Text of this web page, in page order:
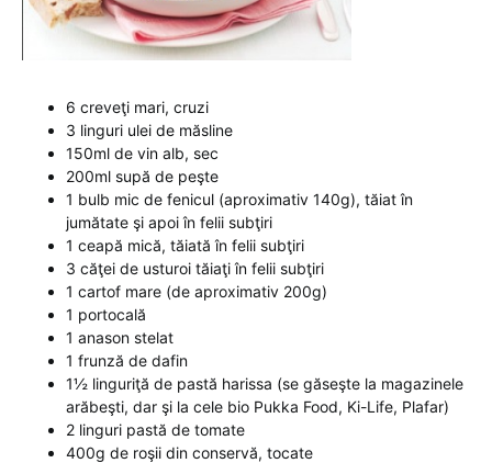
6 creveţi mari, cruzi
3 linguri ulei de măsline
150ml de vin alb, sec
200ml supă de peşte
1 bulb mic de fenicul (aproximativ 140g), tăiat în
jumătate şi apoi în felii subţiri
1 ceapă mică, tăiată în felii subţiri
3 căţei de usturoi tăiaţi în felii subţiri
1 cartof mare (de aproximativ 200g)
1 portocală
1 anason stelat
1 frunză de dafin
1½ linguriţă de pastă harissa (se găseşte la magazinele
arăbeşti, dar şi la cele bio Pukka Food, Ki-Life, Plafar)
2 linguri pastă de tomate
400g de roşii din conservă, tocate